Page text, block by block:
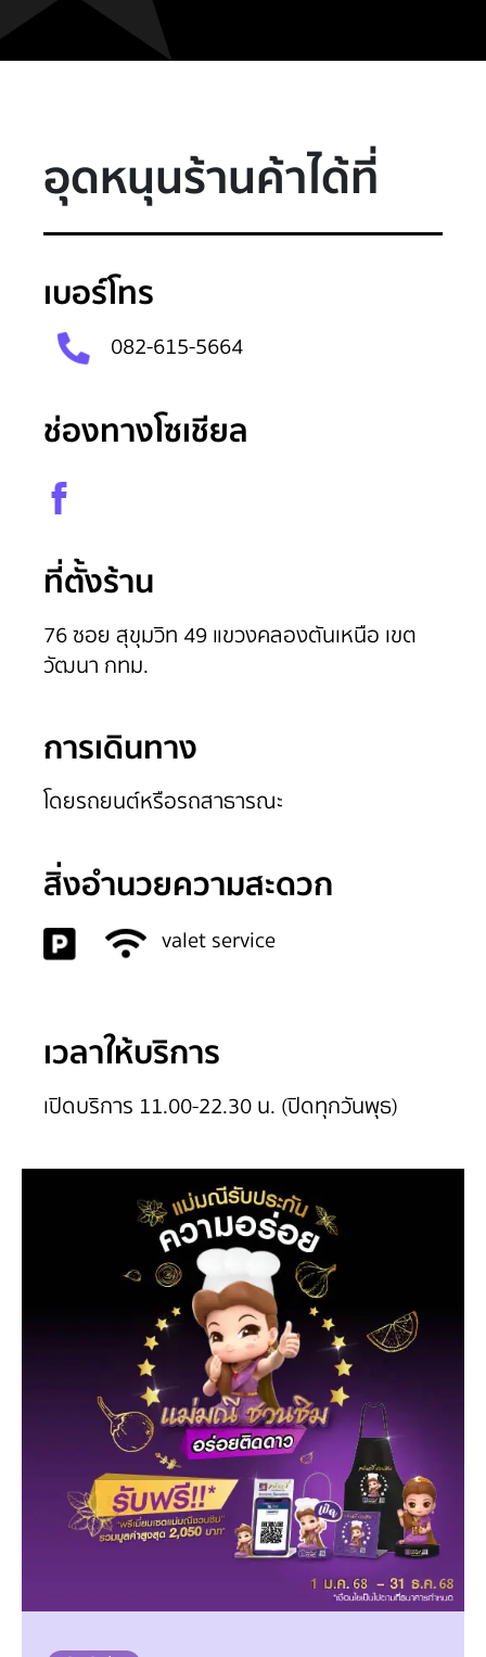
100
อุดหนุนร้านค้าได้ที่
เบอร์โทร
082-615-5664
ช่องทางโซเชียล
ที่ตั้งร้าน
76 ซอย สุขุมวิท 49 แขวงคลองตันเหนือ เขต
วัฒนา กทม.
การเดินทาง
โดยรถยนต์หรือรถสาธารณะ
สิ่งอำนวยความสะดวก
valet service
เวลาให้บริการ
เปิดบริการ 11.00-22.30 น. (ปิดทุกวันพุธ)